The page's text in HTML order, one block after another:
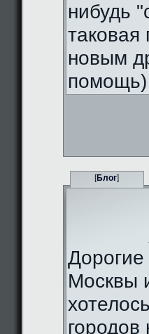
нибудь
таковая
новым
помощь)
[Блог]
Москвы